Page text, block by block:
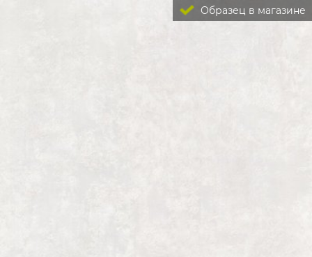
Образец в магазине